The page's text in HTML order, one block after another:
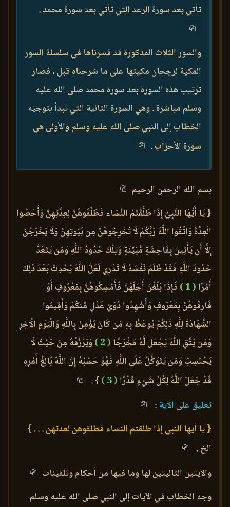
تأتي بعد سورة الرعد التي تأتي بعد سورة محمد .
والسور الثلاث المذكورة قد فسرناها في سلسلة السور
المكية لرجحان مكيتها على ما شرحناه قبل ، فصار
ترتيب هذه السورة بعد سورة محمد صلى الله عليه
وسلم مباشرة . وهي السورة الثانية التي تبدأ بتوجيه
الخطاب إلى النبي صلى الله عليه وسلم والأولى هي
سورة الأحزاب .
بسم الله الرحمن الرحيم
{ يَا أَيُّهَا النَّبِيُّ إِذَا طَلَّقْتُمُ النِّسَاء فَطَلِّقُوهُنَّ لِعِدَّتِهِنَّ وَأَحْصُوا
الْعِدَّةَ وَاتَّقُوا اللَّهَ رَبَّكُمْ لَا تُخْرِجُوهُنَّ مِن بُيُوتِهِنَّ وَلَا يَخْرُجْنَ
إِلَّا أَن يَأْتِينَ بِفَاحِشَةٍ مُّبَيِّنَةٍ وَتِلْكَ حُدُودُ اللَّهِ وَمَن يَتَعَدَّ
حُدُودَ اللَّهِ فَقَدْ ظَلَمَ نَفْسَهُ لَا تَدْرِي لَعَلَّ اللَّهَ يُحْدِثُ بَعْدَ ذَلِكَ
أَمْرًا ( 1 )
فَإِذَا بَلَغْنَ أَجَلَهُنَّ فَأَمْسِكُوهُنَّ بِمَعْرُوفٍ أَوْ
فَارِقُوهُنَّ بِمَعْرُوفٍ وَأَشْهِدُوا ذَوَيْ عَدْلٍ مِّنكُمْ وَأَقِيمُوا
الشَّهَادَةَ لِلَّهِ ذَلِكُمْ يُوعَظُ بِهِ مَن كَانَ يُؤْمِنُ بِاللَّهِ وَالْيَوْمِ الْآخِرِ
وَمَن يَتَّقِ اللَّهَ يَجْعَل لَّهُ مَخْرَجًا ( 2 )
وَيَرْزُقْهُ مِنْ حَيْثُ لَا
يَحْتَسِبُ وَمَن يَتَوَكَّلْ عَلَى اللَّهِ فَهُوَ حَسْبُهُ إِنَّ اللَّهَ بَالِغُ أَمْرِهِ
قَدْ جَعَلَ اللَّهُ لِكُلِّ شَيْءٍ قَدْرًا ( 3 )
} .
تعليق على الآية :
{ يا أيها النبي إذا طلقتم النساء فطلقوهن لعدتهن . . . }
الخ .
والآيتين التاليتين لها وما فيها من أحكام وتلقينات
وجه الخطاب في الآيات إلى النبي صلى الله عليه وسلم